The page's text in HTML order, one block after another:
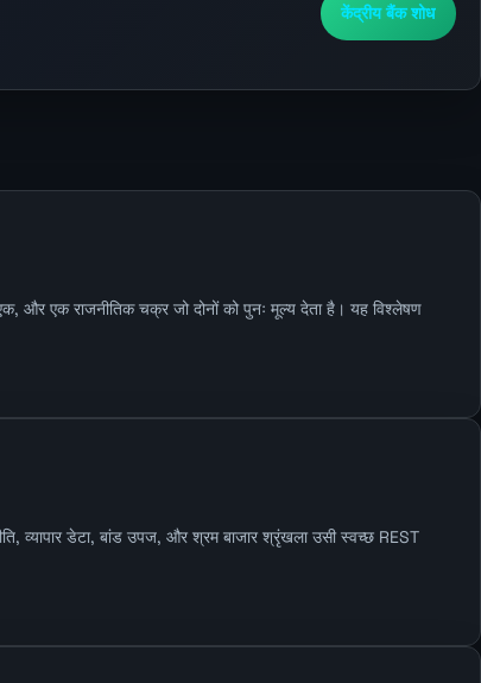
केंद्रीय बैंक शोध
और एक राजनीतिक चक्र जो दोनों को पुनः मूल्य देता है। यह विश्लेषण
डेटा, बांड उपज, और श्रम बाजार श्रृंखला उसी स्वच्छ REST